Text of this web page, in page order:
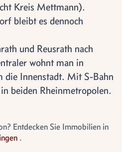
Kreis Mettmann).
bleibt es dennoch
und Reusrath nach
wohnt man in
die Innenstadt. Mit S-Bahn
beiden Rheinmetropolen.
Entdecken Sie Immobilien in
.